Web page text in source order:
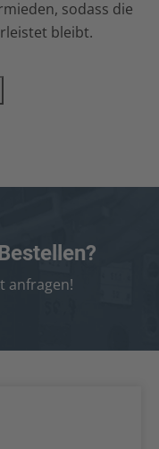
sodass die
bleibt.
anfragen!